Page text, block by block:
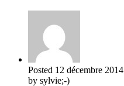
Posted 12 décembre 2014
by sylvie;-)